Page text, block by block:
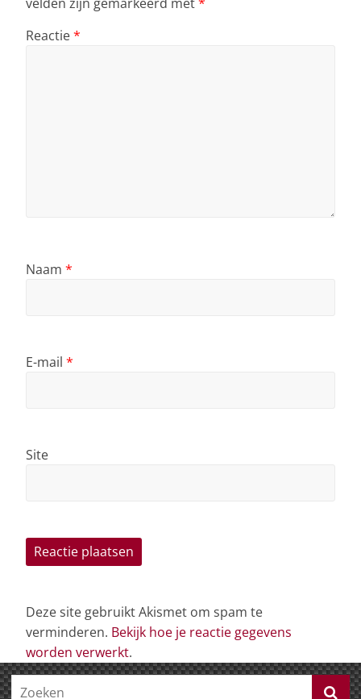
Reactie*
Naam *
E-mail *
Site
Deze site gebruikt Akismet om spam te
verminderen. Bekijk hoe je reactie gegevens
worden verwerkt.